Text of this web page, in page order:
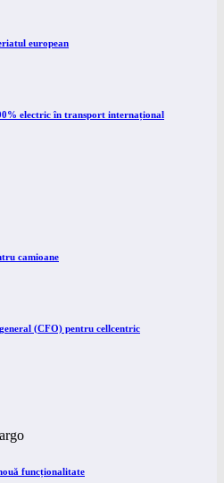
european
electric în transport internațional
camioane
(CFO) pentru cellcentric
funcționalitate